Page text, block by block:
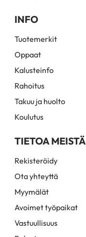
INFO
Tuotemerkit
Oppaat
Kalusteinfo
Rahoitus
Takuu ja huolto
Koulutus
TIETOA MEISTÄ
Rekisteröidy
Ota yhteyttä
Myymälät
Avoimet työpaikat
Vastuullisuus